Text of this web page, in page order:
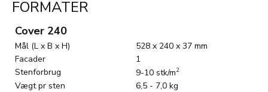
FORMATER
Cover 240
Mål (L x B x H)
528 x 240 x 37 mm
Facader
1
Stenforbrug
9-10 stk/m2
Vægt pr sten
6,5 - 7,0 kg